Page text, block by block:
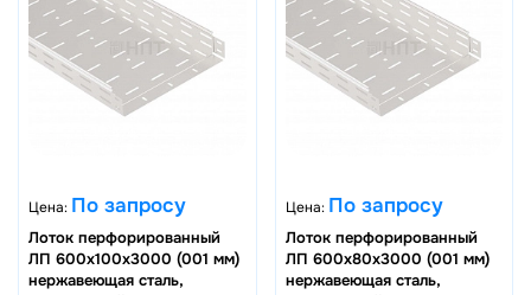
Цена: По запросу
Лоток перфорированный
ЛП 600х100х3000 (001 мм)
нержавеющая сталь,
Цена: По запросу
Лоток перфорированный
ЛП 600х80х3000 (001 мм)
нержавеющая сталь,